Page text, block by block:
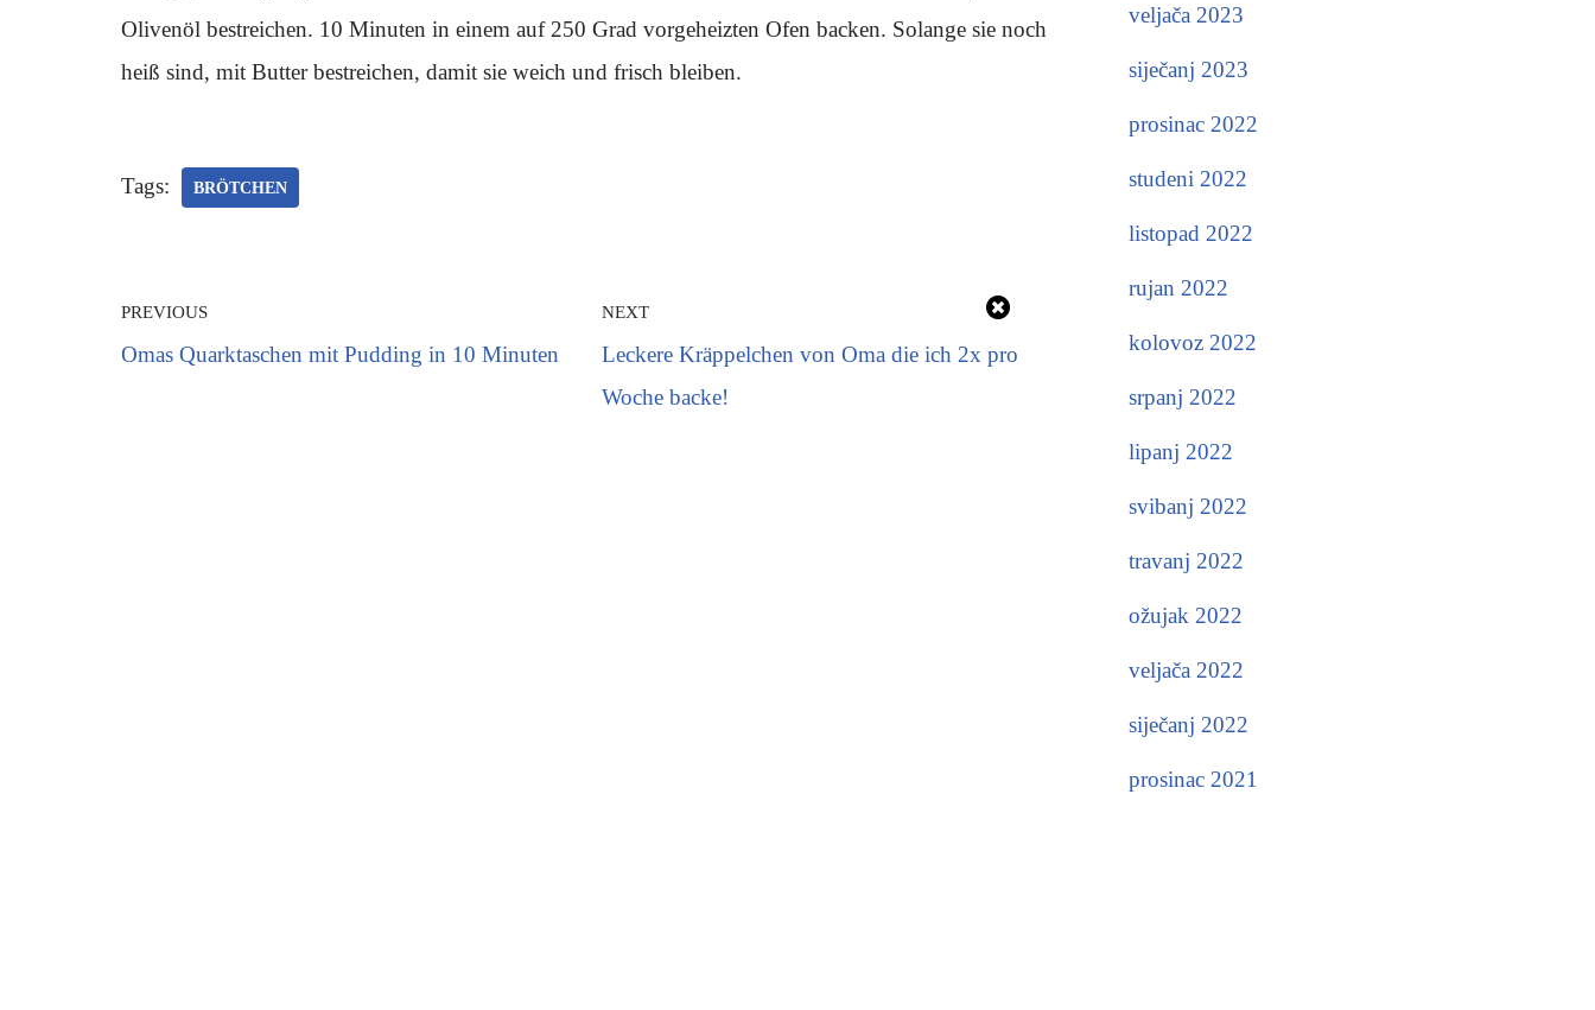
Olivenöl bestreichen. 10 Minuten in einem auf 250 Grad vorgeheizten Ofen backen. Solange sie noch
heiß sind, mit Butter bestreichen, damit sie weich und frisch bleiben.
Tags: BRÖTCHEN
PREVIOUS
Omas Quarktaschen mit Pudding in 10 Minuten
NEXT
Leckere Kräppelchen von Oma die ich 2x pro
Woche backe!
veljača 2023
siječanj 2023
prosinac 2022
studeni 2022
listopad 2022
rujan 2022
kolovoz 2022
srpanj 2022
lipanj 2022
svibanj 2022
travanj 2022
ožujak 2022
veljača 2022
siječanj 2022
prosinac 2021